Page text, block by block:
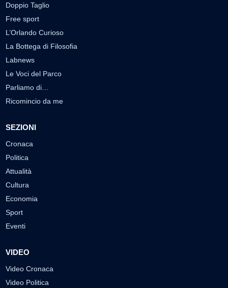
Doppio Taglio
Free sport
L’Orlando Curioso
La Bottega di Filosofia
Labnews
Le Voci del Parco
Parliamo di…
Ricomincio da me
SEZIONI
Cronaca
Politica
Attualità
Cultura
Economia
Sport
Eventi
VIDEO
Video Cronaca
Video Politica